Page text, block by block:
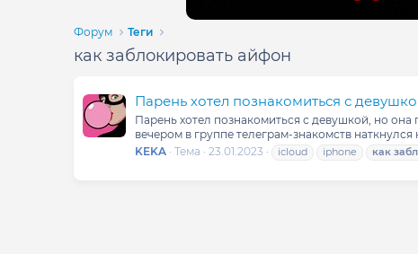
Форум Теги
как заблокировать айфон
Парень хотел познакомиться с
Парень хотел познакомиться с девушкой, но она
вечером в группе телеграм-знакомств
KEKA Тема 23.01.2023 icloud iphone как